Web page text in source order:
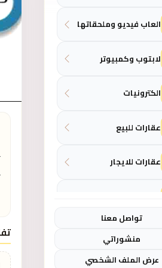
العاب فيديو وملحقاتها
لابتوب وكمبيوتر
الكترونيات
عقارات للبيع
عقارات للايجار
المنزل والحديقة
تواصل معنا
منشوراتي
عرض الملف الشخصي